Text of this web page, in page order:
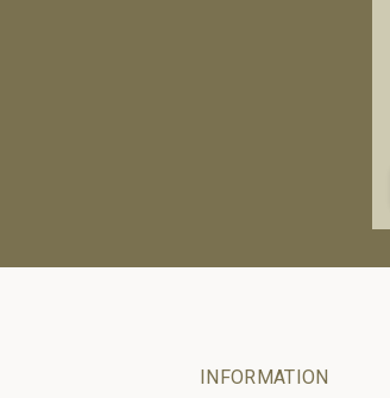
INFORMATION